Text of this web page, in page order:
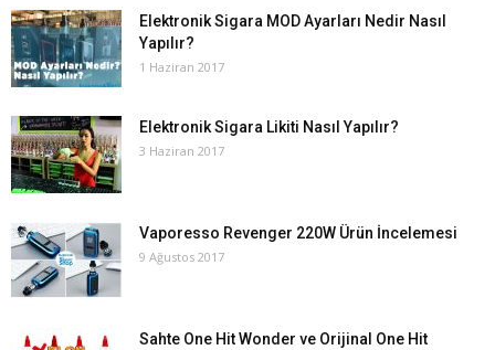
Elektronik Sigara MOD Ayarları Nedir Nasıl
Yapılır?
1 Haziran 2017
Elektronik Sigara Likiti Nasıl Yapılır?
3 Haziran 2017
Vaporesso Revenger 220W Ürün İncelemesi
9 Ağustos 2017
Sahte One Hit Wonder ve Orijinal One Hit